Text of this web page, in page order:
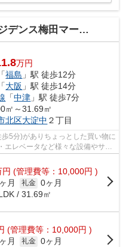
ンス梅田マークス
万円
「福島 」駅 徒歩12分
「大阪 」駅 徒歩14分
「中津 」駅 徒歩7分
㎡～31.69㎡
北区大淀中 ２丁目
5分)がありちょっとした買い物に
レベータなど様々な設備やサー
円 (管理費等：10,000円 )
月 礼金 0ヶ月
/ 31.69㎡
(管理費等：10,000円 )
月 礼金 0ヶ月